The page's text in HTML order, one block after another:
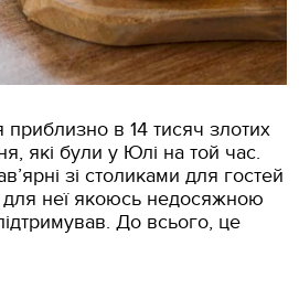
приблизно в 14 тисяч злотих
які були у Юлі на той час.
зі столиками для гостей
неї якоюсь недосяжною
До всього, це